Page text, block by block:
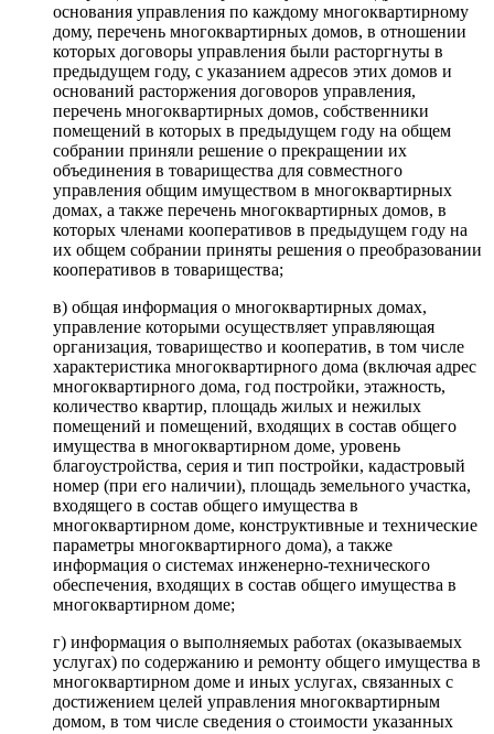
основания управления по каждому многоквартирному
дому, перечень многоквартирных домов, в отношении
которых договоры управления были расторгнуты в
предыдущем году, с указанием адресов этих домов и
оснований расторжения договоров управления,
перечень многоквартирных домов, собственники
помещений в которых в предыдущем году на общем
собрании приняли решение о прекращении их
объединения в товарищества для совместного
управления общим имуществом в многоквартирных
домах, а также перечень многоквартирных домов, в
которых членами кооперативов в предыдущем году на
их общем собрании приняты решения о преобразовании
кооперативов в товарищества;
в) общая информация о многоквартирных домах,
управление которыми осуществляет управляющая
организация, товарищество и кооператив, в том числе
характеристика многоквартирного дома (включая адрес
многоквартирного дома, год постройки, этажность,
количество квартир, площадь жилых и нежилых
помещений и помещений, входящих в состав общего
имущества в многоквартирном доме, уровень
благоустройства, серия и тип постройки, кадастровый
номер (при его наличии), площадь земельного участка,
входящего в состав общего имущества в
многоквартирном доме, конструктивные и технические
параметры многоквартирного дома), а также
информация о системах инженерно-технического
обеспечения, входящих в состав общего имущества в
многоквартирном доме;
г) информация о выполняемых работах (оказываемых
услугах) по содержанию и ремонту общего имущества в
многоквартирном доме и иных услугах, связанных с
достижением целей управления многоквартирным
домом, в том числе сведения о стоимости указанных